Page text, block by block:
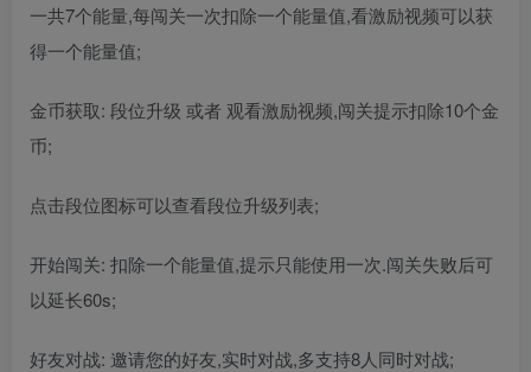
一共7个能量,每闯关一次扣除一个能量值,看激励视频可以获
得一个能量值;
金币获取: 段位升级 或者 观看激励视频,闯关提示扣除10个金
币;
点击段位图标可以查看段位升级列表;
开始闯关: 扣除一个能量值,提示只能使用一次.闯关失败后可
以延长60s;
好友对战: 邀请您的好友,实时对战,多支持8人同时对战;